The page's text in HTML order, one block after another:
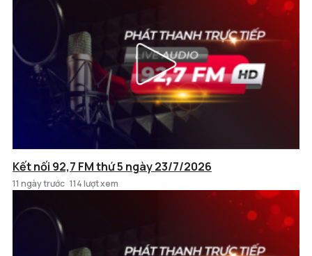
Kết nối 92,7 FM thứ 5 ngày 23/7/2026
11 ngày trước 114 lượt xem